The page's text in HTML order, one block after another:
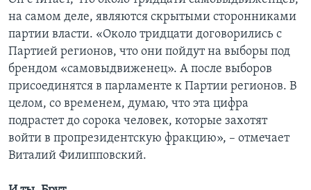
на самом деле, являются скрытыми сторонниками
партии власти. «Около тридцати договорились с
Партией регионов, что они пойдут на выборы под
брендом «самовыдвиженец». А после выборов
присоединятся в парламенте к Партии регионов. В
целом, со временем, думаю, что эта цифра
подрастет до сорока человек, которые захотят
войти в пропрезидентскую фракцию», – отмечает
Виталий Филипповский.